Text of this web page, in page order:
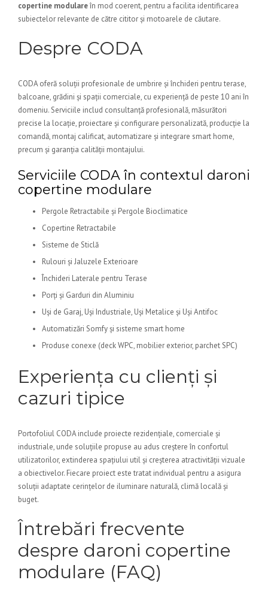
copertine modulareîn mod coerent, pentru a facilita identificarea
subiectelor relevante de către cititor și motoarele de căutare.
Despre CODA
CODA oferă soluții profesionale de umbrire și închideri pentru terase,
balcoane, grădini și spații comerciale, cu experiență de peste 10 ani în
domeniu. Serviciile includ consultanță profesională, măsurători
precise la locație, proiectare și configurare personalizată, producție la
comandă, montaj calificat, automatizare și integrare smart home,
precum și garanția calității montajului.
Serviciile CODA în contextul daroni
copertine modulare
Pergole Retractabile și Pergole Bioclimatice
Copertine Retractabile
Sisteme de Sticlă
Rulouri și Jaluzele Exterioare
Închideri Laterale pentru Terase
Porți și Garduri din Aluminiu
Uși de Garaj, Uși Industriale, Uși Metalice și Uși Antifoc
Automatizări Somfy și sisteme smart home
Produse conexe (deck WPC, mobilier exterior, parchet SPC)
Experiența cu clienți și
cazuri tipice
Portofoliul CODA include proiecte rezidențiale, comerciale și
industriale, unde soluțiile propuse au adus creștere în confortul
utilizatorilor, extinderea spațiului util și creșterea atractivității vizuale
a obiectivelor. Fiecare proiect este tratat individual pentru a asigura
soluții adaptate cerințelor de iluminare naturală, climă locală și
buget.
Întrebări frecvente
despre daroni copertine
modulare (FAQ)